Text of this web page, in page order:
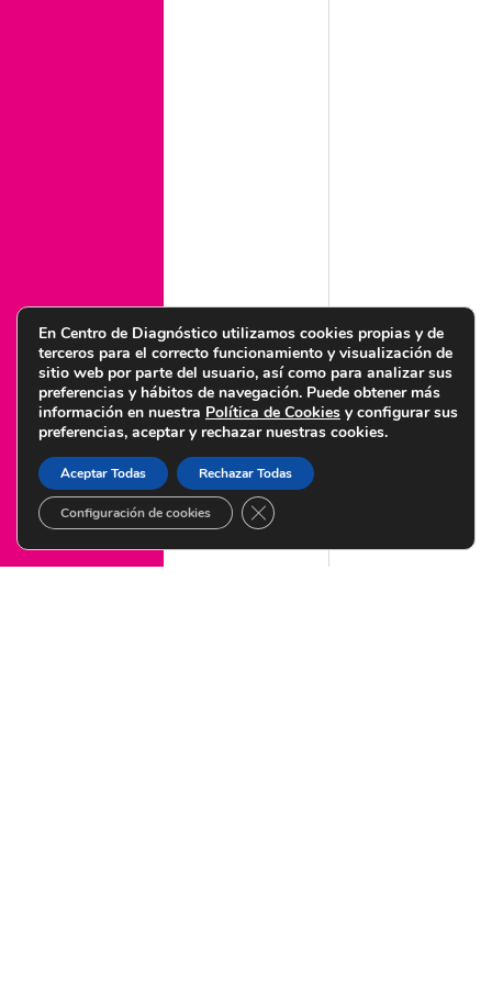
Política de seguridad de la información
© Copyright 2022 Centro de Diagnóstico Granada – Diseñado por
En Centro de Diagnóstico utilizamos cookies propias y de
terceros para el correcto funcionamiento y visualización de
sitio web por parte del usuario, así como para analizar sus
preferencias y hábitos de navegación. Puede obtener más
información en nuestra Política de Cookies y configurar sus
preferencias, aceptar y rechazar nuestras cookies.
Aceptar Todas Rechazar Todas
Configuración de cookies CERRAR EL BANNER DE